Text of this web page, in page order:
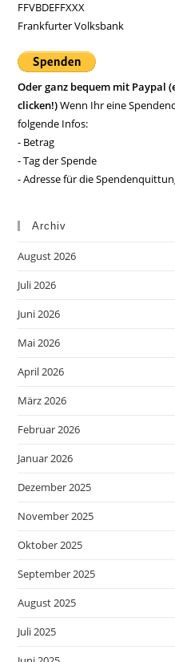
FFVBDEFFXXX
Frankfurter Volksbank
Oder ganz bequem mit Paypal
clicken!)Wenn Ihr eine
folgende Infos:
- Betrag
- Tag der Spende
- Adresse für die
Archiv
August 2026
Juli 2026
Juni 2026
Mai 2026
April 2026
März 2026
Februar 2026
Januar 2026
Dezember 2025
November 2025
Oktober 2025
September 2025
August 2025
Juli 2025